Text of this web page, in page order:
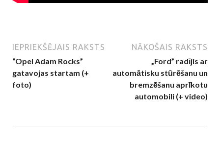
IEPRIEKŠĒJAIS RAKSTS
“Opel Adam Rocks”
gatavojas startam (+
foto)
NĀKOŠAIS RAKSTS
„Ford” radījis ar
automātisku stūrēšanu un
bremzēšanu aprīkotu
automobili (+ video)